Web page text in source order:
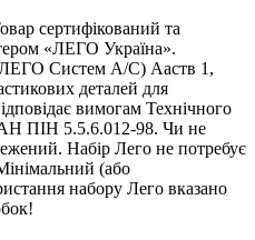
сертифікований та
«ЛЕГО Україна».
Систем А/С) Ааств 1,
деталей для
вимогам Технічного
ПІН 5.5.6.012-98. Чи не
Набір Лего не потребує
(або
набору Лего вказано